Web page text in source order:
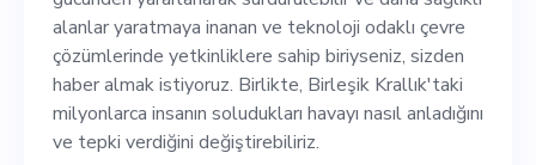
çevre çözümlerinde
yetkinliklere sahip biriyseniz,
sizden haber almak istiyoruz.
alanlar yaratmaya inanan ve teknoloji odaklı çevre
çözümlerinde yetkinliklere sahip biriyseniz, sizden
haber almak istiyoruz. Birlikte, Birleşik Krallık'taki
milyonlarca insanın soludukları havayı nasıl anladığını
ve tepki verdiğini değiştirebiliriz.